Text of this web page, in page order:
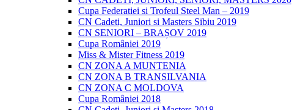
Cupa Federatiei si Trofeul Steel Man – 2019
CN Cadeti, Juniori si Masters Sibiu 2019
CN SENIORI – BRAȘOV 2019
Cupa României 2019
Miss & Mister Fitness 2019
CN ZONA A MUNTENIA
CN ZONA B TRANSILVANIA
CN ZONA C MOLDOVA
Cupa României 2018